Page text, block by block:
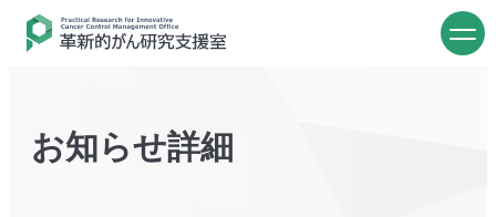
お知らせ詳細